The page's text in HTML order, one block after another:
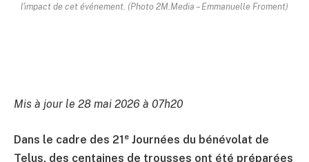
l'impact de cet événement. (Photo 2M.Media – Emmanuelle Froment)
Mis à jour le 28 mai 2026 à 07h20
Dans le cadre des 21 e Journées du bénévolat de
Telus, des centaines de trousses ont été préparées